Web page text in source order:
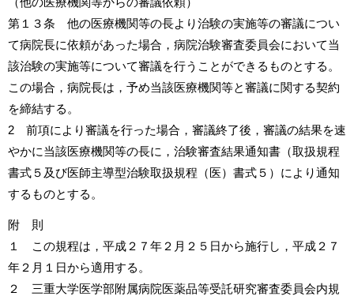
第１３条 他の医療機関等の長より治験の実施等の審議につい
て病院長に依頼があった場合，病院治験審査委員会において当
該治験の実施等について審議を行うことができるものとする。
この場合，病院長は，予め当該医療機関等と審議に関する契約
を締結する。
2 前項により審議を行った場合，審議終了後，審議の結果を速
やかに当該医療機関等の長に，治験審査結果通知書（取扱規程
書式５及び医師主導型治験取扱規程（医）書式５）により通知
するものとする。
附 則
１ この規程は，平成２７年２月２５日から施行し，平成２７
年２月１日から適用する。
２ 三重大学医学部附属病院医薬品等受託研究審査委員会内規